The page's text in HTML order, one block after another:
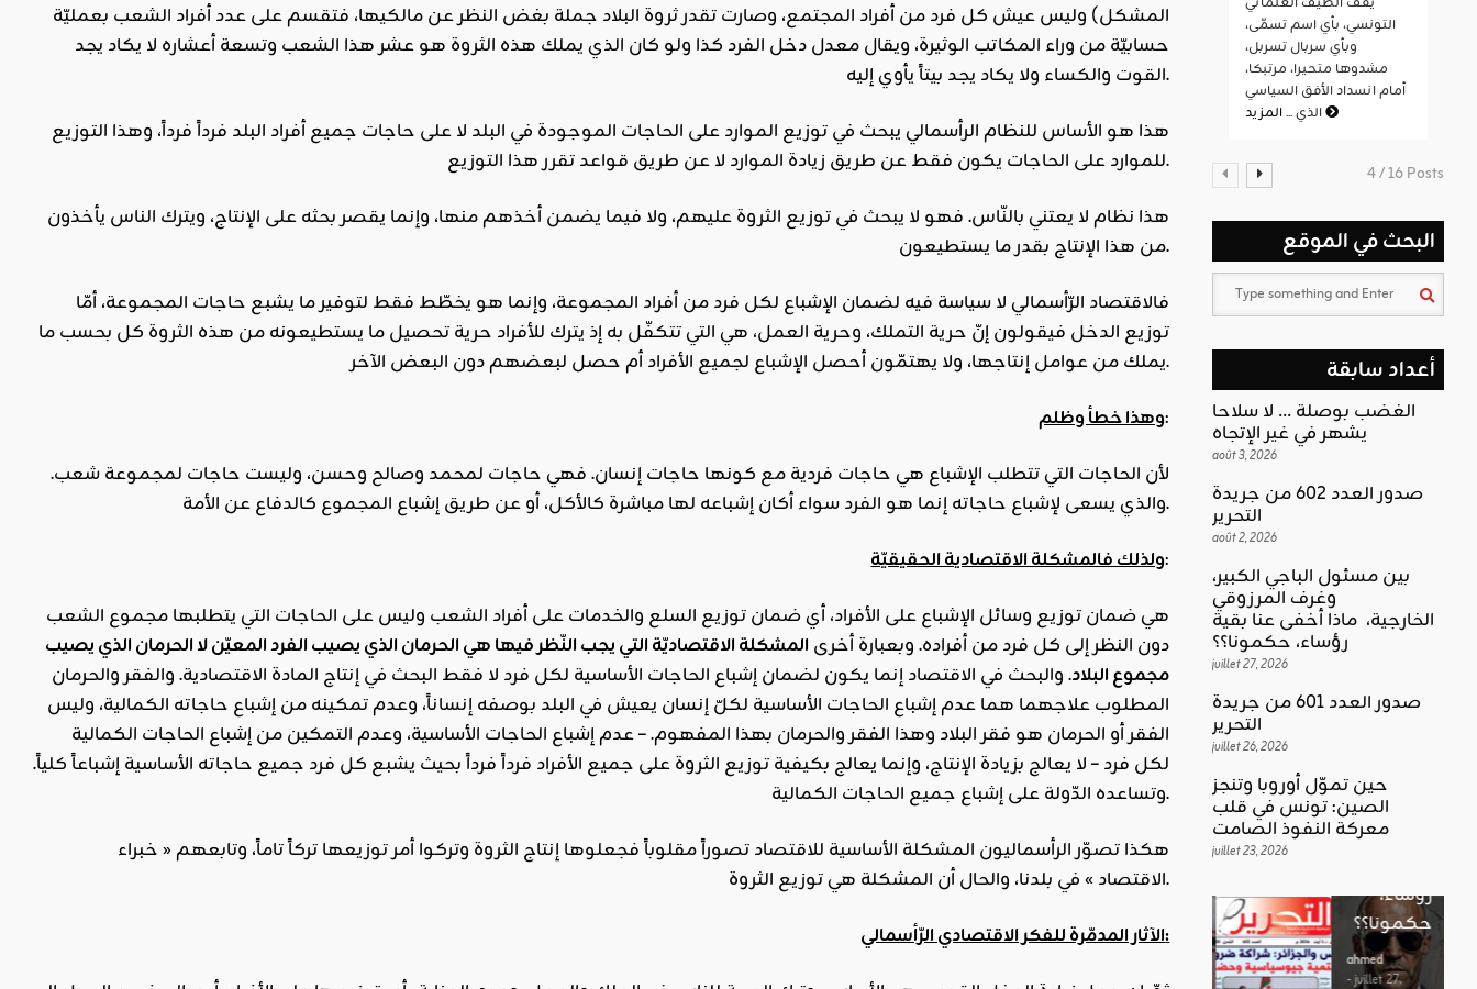
المشكل) وليس عيش كل فرد من أفراد المجتمع، وصارت تقدر ثروة البلاد جملة بغض النظر عن مالكيها، فتقسم على عدد أفراد الشعب بعمليّة
حسابيّة من وراء المكاتب الوثيرة، ويقال معدل دخل الفرد كذا ولو كان الذي يملك هذه الثروة هو عشر هذا الشعب وتسعة أعشاره لا يكاد يجد
القوت والكساء ولا يكاد يجد بيتاً يأوي إليه.
هذا هو الأساس للنظام الرأسمالي يبحث في توزيع الموارد على الحاجات الموجودة في البلد لا على حاجات جميع أفراد البلد فرداً فرداً، وهذا التوزيع
للموارد على الحاجات يكون فقط عن طريق زيادة الموارد لا عن طريق قواعد تقرر هذا التوزيع.
هذا نظام لا يعتني بالنّاس. فهو لا يبحث في توزيع الثروة عليهم، ولا فيما يضمن أخذهم منها، وإنما يقصر بحثه على الإنتاج، ويترك الناس يأخذون
من هذا الإنتاج بقدر ما يستطيعون.
فالاقتصاد الرّأسمالي لا سياسة فيه لضمان الإشباع لكل فرد من أفراد المجموعة، وإنما هو يخطّط فقط لتوفير ما يشبع حاجات المجموعة، أمّا
توزيع الدخل فيقولون إنّ حرية التملك، وحرية العمل، هي التي تتكفّل به إذ يترك للأفراد حرية تحصيل ما يستطيعونه من هذه الثروة كل بحسب ما
يملك من عوامل إنتاجها، ولا يهتمّون أحصل الإشباع لجميع الأفراد أم حصل لبعضهم دون البعض الآخر.
وهذا خطأ وظلم:
لأن الحاجات التي تتطلب الإشباع هي حاجات فردية مع كونها حاجات إنسان. فهي حاجات لمحمد وصالح وحسن، وليست حاجات لمجموعة شعب.
والذي يسعى لإشباع حاجاته إنما هو الفرد سواء أكان إشباعه لها مباشرة كالأكل، أو عن طريق إشباع المجموع كالدفاع عن الأمة.
ولذلك فالمشكلة الاقتصادية الحقيقيّة:
دون النظر إلى كل فرد من أفراده. وبعبارة أخرى المشكلة الاقتصاديّة التي يجب النّظر فيها هي الحرمان الذي يصيب الفرد المعيّن لا الحرمان الذي يصيب
مجموع البلاد. والبحث في الاقتصاد إنما يكون لضمان إشباع الحاجات الأساسية لكل فرد لا فقط البحث في إنتاج المادة الاقتصادية. والفقر والحرمان
المطلوب علاجهما هما عدم إشباع الحاجات الأساسية لكلّ إنسان يعيش في البلد بوصفه إنساناً، وعدم تمكينه من إشباع حاجاته الكمالية، وليس
الفقر أو الحرمان هو فقر البلاد وهذا الفقر والحرمان بهذا المفهوم. – عدم إشباع الحاجات الأساسية، وعدم التمكين من إشباع الحاجات الكمالية
لكل فرد – لا يعالج بزيادة الإنتاج، وإنما يعالج بكيفية توزيع الثروة على جميع الأفراد فرداً فرداً بحيث يشبع كل فرد جميع حاجاته الأساسية إشباعاً كلياً.
وتساعده الدّولة على إشباع جميع الحاجات الكمالية.
هكذا تصوّر الرأسماليون المشكلة الأساسية للاقتصاد تصوراً مقلوباً فجعلوها إنتاج الثروة وتركوا أمر توزيعها تركاً تاماً، وتابعهم « خبراء
الاقتصاد » في بلدنا، والحال أن المشكلة هي توزيع الثروة.
الآثار المدمّرة للفكر الاقتصادي الرّأسمالي:
التونسي، بأي اسم تسمّى،
وبأي سربال تسربل،
مشدوها متحيرا، مرتبكا،
أمام انسداد الأفق السياسي
الذي ...المزيد
4 / 16 Posts
البحث في الموقع
أعداد سابقة
الغضب بوصلة … لا سلاحا
يشهر في غير الإتجاه
août 3, 2026
صدور العدد 602 من جريدة
التحرير
août 2, 2026
بين مسئول الباجي الكبير،
وغرف المرزوقي
الخارجية، ماذا أخفى عنا بقية
رؤساء، حكمونا؟؟
juillet 27, 2026
صدور العدد 601 من جريدة
التحرير
juillet 26, 2026
حين تموّل أوروبا وتنجز
الصين: تونس في قلب
معركة النفوذ الصامت
juillet 23, 2026
اقليمي ودولي
حين تموّل
أوروبا
وتنجز
الصين:
تونس في
قلب
النفوذ
الصامت
- juillet 23,
0
اقليمي ودولي
الغضب
بوصلة …
لا سلاحا
يشهر في
غير الإتجاه
0
بين
الباجي
المرزوقي
الخارجية،
ماذا أخفى
رؤساء،
حكمونا؟؟
ahmed
- juillet 27,